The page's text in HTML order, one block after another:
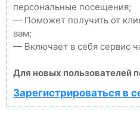
персональные посещения;
— Поможет получить от
вам;
— Включает в себя сервис
Для новых пользователей
Зарегистрироваться в